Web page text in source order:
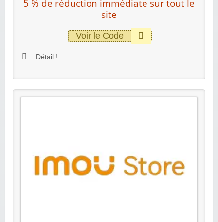
5 % de réduction immédiate sur tout le
site
Voir le Code
Détail !